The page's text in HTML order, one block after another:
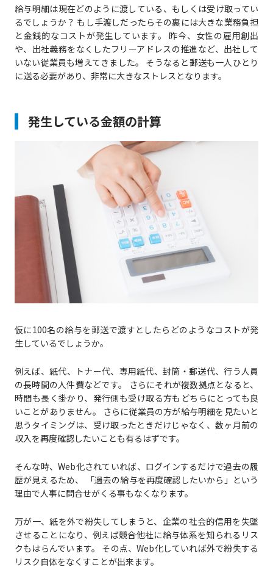
給与明細は現在どのように渡している、もしくは受け取ってい
るでしょうか？ もし手渡しだったらその裏には大きな業務負担
と金銭的なコストが発生しています。 昨今、女性の雇用創出
や、出社義務をなくしたフリーアドレスの推進など、出社して
いない従業員も増えてきました。 そうなると郵送も一人ひとり
に送る必要があり、非常に大きなストレスとなります。
発生している金額の計算
仮に100名の給与を郵送で渡すとしたらどのようなコストが発
生しているでしょうか。
例えば、紙代、トナー代、専用紙代、封筒・郵送代、行う人員
の長時間の人件費などです。 さらにそれが複数拠点となると、
時間も長く掛かり、発行側も受け取る方もどちらにとっても良
いことがありません。 さらに従業員の方が給与明細を見たいと
思うタイミングは、受け取ったときだけじゃなく、数ヶ月前の
収入を再度確認したいことも有るはずです。
そんな時、Web化されていれば、ログインするだけで過去の履
歴が見えるため、 「過去の給与を再度確認したいから」という
理由で人事に問合せがくる事もなくなります。
万が一、紙を外で紛失してしまうと、企業の社会的信用を失墜
させることになり、例えば競合他社に給与体系を知られるリス
クもはらんでいます。 その点、Web化していれば外で紛失する
リスク自体をなくすことが出来ます。